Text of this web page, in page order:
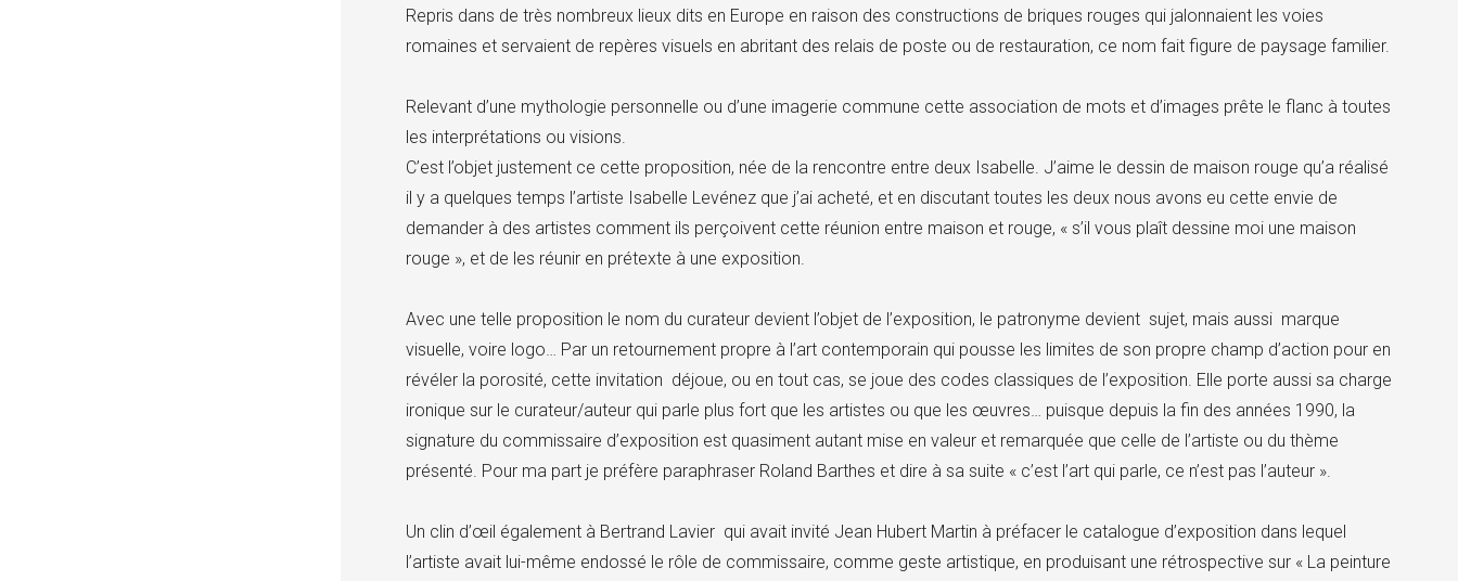
Repris dans de très nombreux lieux dits en Europe en raison des constructions de briques rouges qui jalonnaient les voies
romaines et servaient de repères visuels en abritant des relais de poste ou de restauration, ce nom fait figure de paysage familier.
Relevant d’une mythologie personnelle ou d’une imagerie commune cette association de mots et d’images prête le flanc à toutes
les interprétations ou visions.
C’est l’objet justement ce cette proposition, née de la rencontre entre deux Isabelle. J’aime le dessin de maison rouge qu’a réalisé
il y a quelques temps l’artiste Isabelle Levénez que j’ai acheté, et en discutant toutes les deux nous avons eu cette envie de
demander à des artistes comment ils perçoivent cette réunion entre maison et rouge, « s’il vous plaît dessine moi une maison
rouge », et de les réunir en prétexte à une exposition.
Avec une telle proposition le nom du curateur devient l’objet de l’exposition, le patronyme devient sujet, mais aussi marque
visuelle, voire logo… Par un retournement propre à l’art contemporain qui pousse les limites de son propre champ d’action pour en
révéler la porosité, cette invitation déjoue, ou en tout cas, se joue des codes classiques de l’exposition. Elle porte aussi sa charge
ironique sur le curateur/auteur qui parle plus fort que les artistes ou que les œuvres… puisque depuis la fin des années 1990, la
signature du commissaire d’exposition est quasiment autant mise en valeur et remarquée que celle de l’artiste ou du thème
présenté. Pour ma part je préfère paraphraser Roland Barthes et dire à sa suite « c’est l’art qui parle, ce n’est pas l’auteur ».
Un clin d’œil également à Bertrand Lavier qui avait invité Jean Hubert Martin à préfacer le catalogue d’exposition dans lequel
l’artiste avait lui-même endossé le rôle de commissaire, comme geste artistique, en produisant une rétrospective sur « La peinture